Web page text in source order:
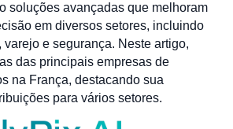
soluções avançadas que melhoram
em diversos setores, incluindo
varejo e segurança. Neste artigo,
das principais empresas de
na França, destacando sua
para vários setores.